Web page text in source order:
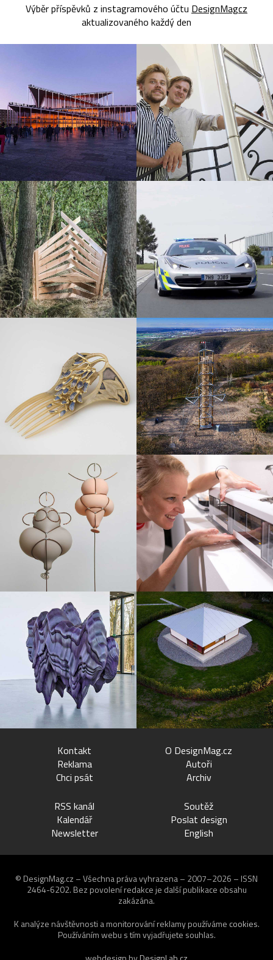
Výběr příspěvků z instagramového účtu DesignMagcz
aktualizovaného každý den
Kontakt
Reklama
Chci psát
O DesignMag.cz
Autoři
Archiv
RSS kanál
Kalendář
Newsletter
Soutěž
Poslat design
English
© DesignMag.cz – Všechna práva vyhrazena – 2007–2026 – ISSN
2464-6202. Bez povolení redakce je další publikace obsahu
zakázána.
K analýze návštěvnosti a monitorování reklamy používáme cookies.
Používáním webu s tím vyjadřujete souhlas.